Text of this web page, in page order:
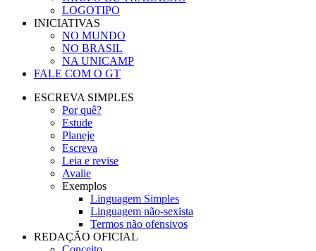
LOGOTIPO
INICIATIVAS
NO MUNDO
NO BRASIL
NA UNICAMP
FALE COM O GT
ESCREVA SIMPLES
Por quê?
Estude
Planeje
Escreva
Leia e revise
Avalie
Exemplos
Linguagem Simples
Linguagem não-sexista
Termos não ofensivos
REDAÇÃO OFICIAL